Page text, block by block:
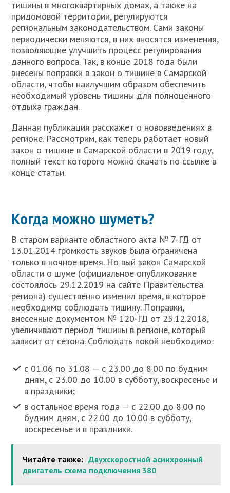
тишины в многоквартирных домах, а также на
придомовой территории, регулируются
региональным законодательством. Сами законы
периодически меняются, в них вносятся изменения,
позволяющие улучшить процесс регулирования
данного вопроса. Так, в конце 2018 года были
внесены поправки в закон о тишине в Самарской
области, чтобы наилучшим образом обеспечить
необходимый уровень тишины для полноценного
отдыха граждан.
Данная публикация расскажет о нововведениях в
регионе. Рассмотрим, как теперь работает новый
закон о тишине в Самарской области в 2019 году,
полный текст которого можно скачать по ссылке в
конце статьи.
Когда можно шуметь?
В старом варианте областного акта № 7-ГД от
13.01.2014 громкость звуков была ограничена
только в ночное время. Но вый закон Самарской
области о шуме (официальное опубликование
состоялось 29.12.2019 на сайте Правительства
региона) существенно изменил время, в которое
необходимо соблюдать тишину. Поправки,
внесенные документом № 120-ГД от 25.12.2018,
увеличивают период тишины в регионе, который
зависит от сезона. Соблюдать покой необходимо:
с 01.06 по 31.08 — с 23.00 до 8.00 по будним
дням, с 23.00 до 10.00 в субботу, воскресенье и
в праздники;
в остальное время года — с 22.00 до 8.00 по
будним дням, с 22.00 до 10.00 в субботу,
воскресенье и в праздники.
Читайте также: Двухскоростной асинхронный
двигатель схема подключения 380